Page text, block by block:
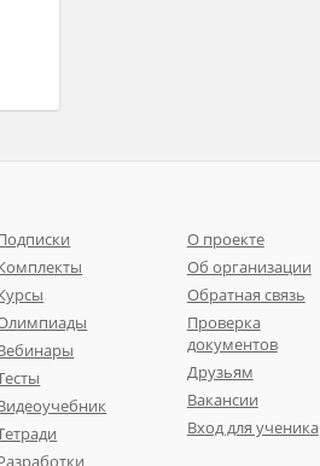
О проекте
Об организации
Обратная связь
Проверка
документов
Друзьям
Вакансии
Вход для ученика